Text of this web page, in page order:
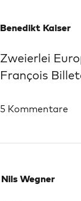
Benedikt Kaiser
Zweierlei
François
5 Kommentare
Nils Wegner